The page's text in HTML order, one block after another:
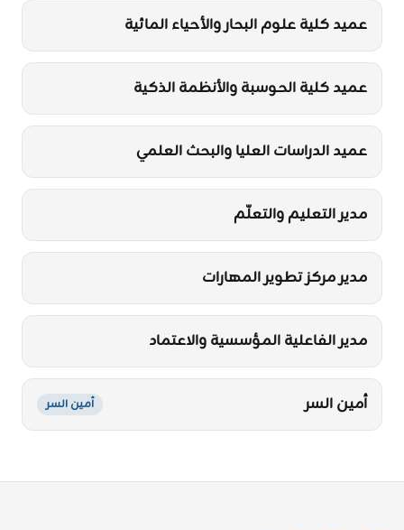
Proud of UAE
فخورين بالإمارات
عميد كلية علوم البحار والأحياء المائية
عميد كلية الحوسبة والأنظمة الذكية
عميد الدراسات العليا والبحث العلمي
مدير التعليم والتعلّم
مدير مركز تطوير المهارات
مدير الفاعلية المؤسسية والاعتماد
أمين السر أمين السر